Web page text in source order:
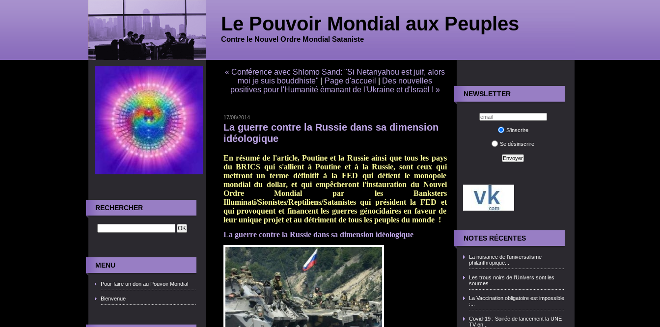
Le Pouvoir Mondial aux Peuples
Contre le Nouvel Ordre Mondial Sataniste
RECHERCHER
MENU
Pour faire un don au Pouvoir Mondial
Bienvenue
NEWSLETTER
S'inscrire
Se désinscrire
NOTES RÉCENTES
La nuisance de l'universalisme
philanthropique...
Les trous noirs de l'Univers sont les
sources...
La Vaccination obligatoire est impossible
:...
Covid-19 : Soirée de lancement la UNE
TV en...
« Conférence avec Shlomo Sand: "Si Netanyahou est juif, alors
moi je suis bouddhiste"
Page d'accueil
Des nouvelles
positives pour l'Humanité émanant de l'Ukraine et d'Israël ! »
17/08/2014
La guerre contre la Russie dans sa dimension
idéologique
En résumé de l'article, Poutine et la Russie ainsi que tous les pays
du BRICS qui s'allient à Poutine et à la Russie, sont ceux qui
mettront un terme définitif à la FED qui détient le monopole
mondial du dollar, et qui empêcheront l'instauration du Nouvel
Ordre Mondial par les Banksters
Illuminati/Sionistes/Reptiliens/Satanistes qui président la FED et
qui provoquent et financent les guerres génocidaires en faveur de
leur unique projet et au détriment de tous les peuples du monde !
La guerre contre la Russie dans sa dimension idéologique